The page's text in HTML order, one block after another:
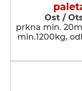
Ost /
prkna min.
min.1200kg,